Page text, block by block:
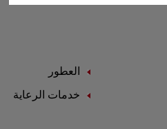
العطور
خدمات الرعاية